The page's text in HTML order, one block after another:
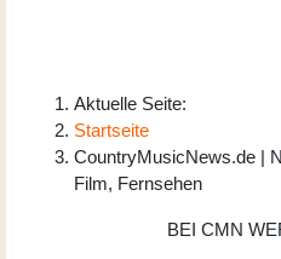
Aktuelle Seite:
Startseite
CountryMusicNews.de |
Film, Fernsehen
BEI CMN